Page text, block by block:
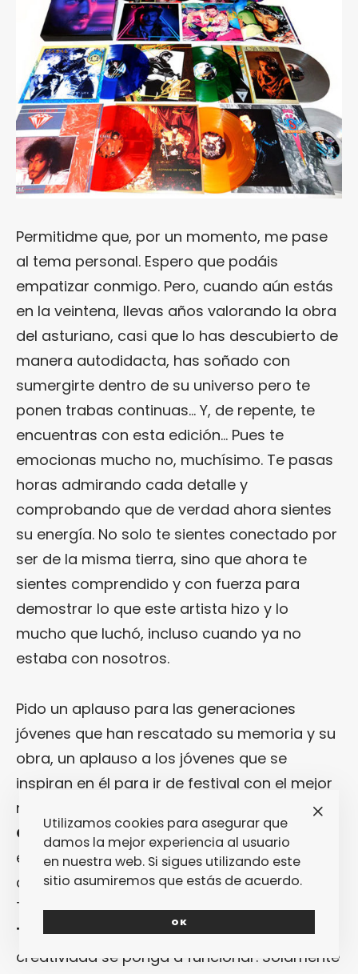
Permitidme que, por un momento, me pase
al tema personal. Espero que podáis
empatizar conmigo. Pero, cuando aún estás
en la veintena, llevas años valorando la obra
del asturiano, casi que lo has descubierto de
manera autodidacta, has soñado con
sumergirte dentro de su universo pero te
ponen trabas continuas… Y, de repente, te
encuentras con esta edición… Pues te
emocionas mucho no, muchísimo. Te pasas
horas admirando cada detalle y
comprobando que de verdad ahora sientes
su energía. No solo te sientes conectado por
ser de la misma tierra, sino que ahora te
sientes comprendido y con fuerza para
demostrar lo que este artista hizo y lo
mucho que luchó, incluso cuando ya no
estaba con nosotros.
Pido un aplauso para las generaciones
jóvenes que han rescatado su memoria y su
obra, un aplauso a los jóvenes que se
inspiran en él para ir de festival con el mejor
modelón. También para artistas como
Miss
CaffeinayRodrigo Cuevas, con gestos
enormes hacía él. Su legado puede
considerarse la Biblia del glam y del pop.
Todo lo que necesites saber, o inspirarte,
Tinoya lo hizo y te da rienda suelta a que tu
creatividad se ponga a funcionar. Solamente
Utilizamos cookies para asegurar que
damos la mejor experiencia al usuario
en nuestra web. Si sigues utilizando este
sitio asumiremos que estás de acuerdo.
OK